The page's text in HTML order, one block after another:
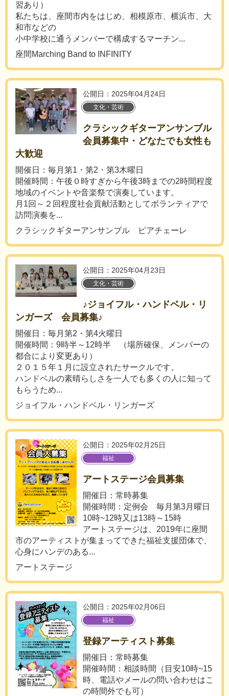
習あり）
私たちは、座間市内をはじめ、相模原市、横浜市、大
和市などの
小中学校に通うメンバーで構成するマーチン...
座間Marching Band to INFINITY
公開日：2025年04月24日
文化・芸術
クラシックギターアンサンブル
会員募集中・どなたでも女性も
大歓迎
開催日：毎月第1・第2・第3木曜日
開催時間：午後０時すぎから午後3時までの2時間程度
地域のイベントや音楽祭で演奏しています。
月1回～２回程度社会貢献活動としてボランティアで
訪問演奏を...
クラシックギターアンサンブル ピアチェーレ
公開日：2025年04月23日
文化・芸術
♪ジョイフル・ハンドベル・リ
ンガーズ 会員募集♪
開催日：毎月第2・第4火曜日
開催時間：9時半～12時半 （場所確保、メンバーの
都合により変更あり）
２０１５年１月に設立されたサークルです。
ハンドベルの素晴らしさを一人でも多くの人に知って
もらうため...
ジョイフル・ハンドベル・リンガーズ
公開日：2025年02月25日
福祉
アートステージ会員募集
開催日：常時募集
開催時間：定例会 毎月第3月曜日
10時~12時又は13時～15時
アートステージは、2019年に座間
市のアーティストが集まってできた福祉支援団体で、
心身にハンデのある...
アートステージ
公開日：2025年02月06日
福祉
登録アーティスト募集
開催日：常時募集
開催時間：相談時間（目安10時~15
時、電話やメールの問い合わせはこ
の時間外でも可）